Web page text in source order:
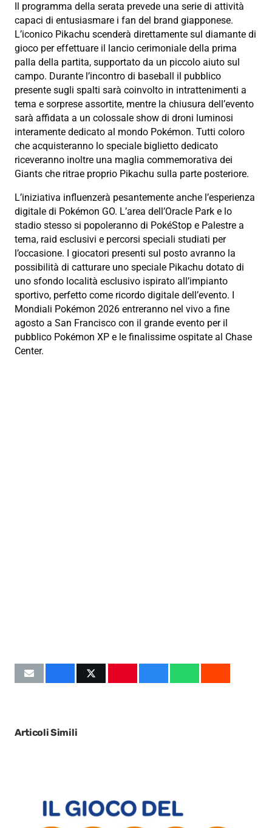
Il programma della serata prevede una serie di attività
capaci di entusiasmare i fan del brand giapponese.
L’iconico Pikachu scenderà direttamente sul diamante di
gioco per effettuare il lancio cerimoniale della prima
palla della partita, supportato da un piccolo aiuto sul
campo. Durante l’incontro di baseball il pubblico
presente sugli spalti sarà coinvolto in intrattenimenti a
tema e sorprese assortite, mentre la chiusura dell’evento
sarà affidata a un colossale show di droni luminosi
interamente dedicato al mondo Pokémon. Tutti coloro
che acquisteranno lo speciale biglietto dedicato
riceveranno inoltre una maglia commemorativa dei
Giants che ritrae proprio Pikachu sulla parte posteriore.
L’iniziativa influenzerà pesantemente anche l’esperienza
digitale di Pokémon GO. L’area dell’Oracle Park e lo
stadio stesso si popoleranno di PokéStop e Palestre a
tema, raid esclusivi e percorsi speciali studiati per
l’occasione. I giocatori presenti sul posto avranno la
possibilità di catturare uno speciale Pikachu dotato di
uno sfondo località esclusivo ispirato all’impianto
sportivo, perfetto come ricordo digitale dell’evento. I
Mondiali Pokémon 2026 entreranno nel vivo a fine
agosto a San Francisco con il grande evento per il
pubblico Pokémon XP e le finalissime ospitate al Chase
Center.
Articoli Simili